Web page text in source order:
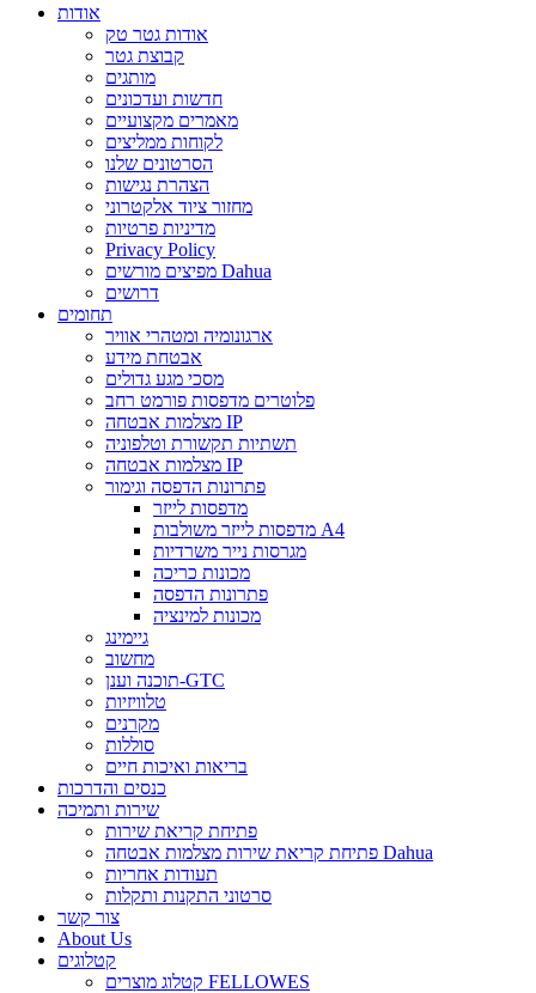
אודות
אודות גטר טק
קבוצת גטר
מותגים
חדשות ועדכונים
מאמרים מקצועיים
לקוחות ממליצים
הסרטונים שלנו
הצהרת נגישות
מחזור ציוד אלקטרוני
מדיניות פרטיות
Privacy Policy
מפיצים מורשים Dahua
דרושים
תחומים
ארגונומיה ומטהרי אוויר
אבטחת מידע
מסכי מגע גדולים
פלוטרים מדפסות פורמט רחב
מצלמות אבטחה IP
תשתיות תקשורת וטלפוניה
מצלמות אבטחה IP
פתרונות הדפסה וגימור
מדפסות לייזר
מדפסות לייזר משולבות A4
מגרסות נייר משרדיות
מכונות כריכה
פתרונות הדפסה
מכונות למינציה
גיימינג
מחשוב
תוכנה וענן-GTC
טלוויזיות
מקרנים
סוללות
בריאות ואיכות חיים
כנסים והדרכות
שירות ותמיכה
פתיחת קריאת שירות
פתיחת קריאת שירות מצלמות אבטחה Dahua
תעודות אחריות
סרטוני התקנות ותקלות
צור קשר
About Us
קטלוגים
קטלוג מוצרים FELLOWES